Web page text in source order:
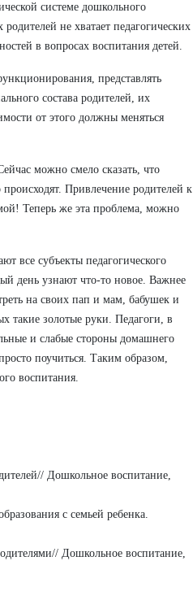
системе дошкольного
не хватает педагогических
в вопросах воспитания детей.
представлять
состава родителей, их
от этого должны меняться
можно смело сказать, что
Привлечение родителей к
Теперь же эта проблема, можно
все субъекты педагогического
день узнают что-то новое. Важнее
на своих пап и мам, бабушек и
такие золотые руки. Педагоги, в
и слабые стороны домашнего
поучиться. Таким образом,
воспитания.
Дошкольное воспитание,
с семьей ребенка.
Дошкольное воспитание,